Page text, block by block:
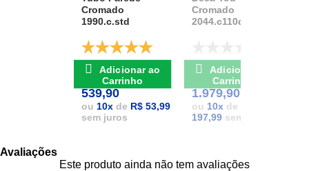
Cromado
1990.c.std
De: R$ 741,17
POR: R$
539,90
ou 10xde R$ 53,99
sem juros
Adicionar ao
Carrinho
Cromado
2044.c110d.aqc
De: R$ 2.111,37
POR: R$
1.979,90
ou 10x de
197,99sem juros
Carrinho
Avaliações
Este produto ainda não tem avaliações